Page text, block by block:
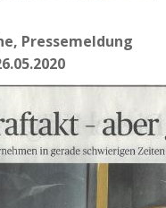
Pressemeldung